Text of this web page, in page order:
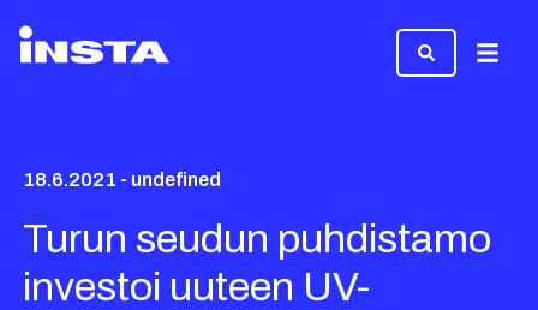
18.6.2021 - undefined
Turun seudun puhdistamo
investoi uuteen UV-